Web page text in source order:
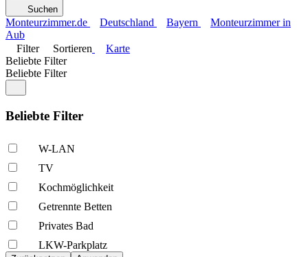
Suchen
Monteurzimmer.de Deutschland Bayern
Monteurzimmer in
Aub
Filter
Sortieren
Karte
Beliebte Filter
Beliebte Filter
Beliebte Filter
W-LAN
TV
Kochmöglich­keit
Getrennte Betten
Privates Bad
LKW-Parkplatz